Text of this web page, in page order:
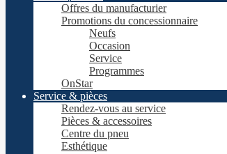
Offres du manufacturier
Promotions du concessionnaire
Neufs
Occasion
Service
Programmes
OnStar
Service & pièces
Rendez-vous au service
Pièces & accessoires
Centre du pneu
Esthétique